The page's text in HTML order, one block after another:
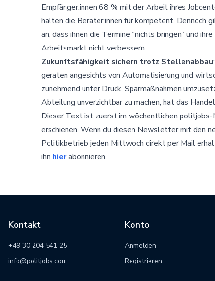
Empfänger:innen 68 % mit der Arbeit ihres
halten die Berater:innen für kompetent. Dennoch
an, dass ihnen die Termine “nichts bringen“ und
Arbeitsmarkt nicht verbessern.
Zukunftsfähigkeit sichern trotz Stellenabbau
geraten angesichts von Automatisierung und
zunehmend unter Druck, Sparmaßnahmen
Abteilung unverzichtbar zu machen, hat das
Dieser Text ist zuerst im wöchentlichen
erschienen. Wenn du diesen Newsletter mit den
Politikbetrieb jeden Mittwoch direkt per Mail
ihn hierabonnieren.
Kontakt
+49 30 204 541 25
info@politjobs.com
Konto
Anmelden
Registrieren